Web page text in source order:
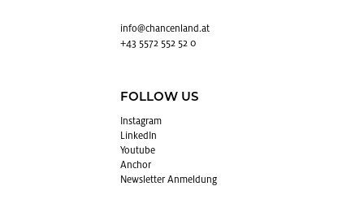
info@​chancenland.​at
+43 5572 552 52 0
FOLLOW US
In­sta­gram
Lin­kedIn
You­tube
An­chor
News­let­ter An­mel­dung